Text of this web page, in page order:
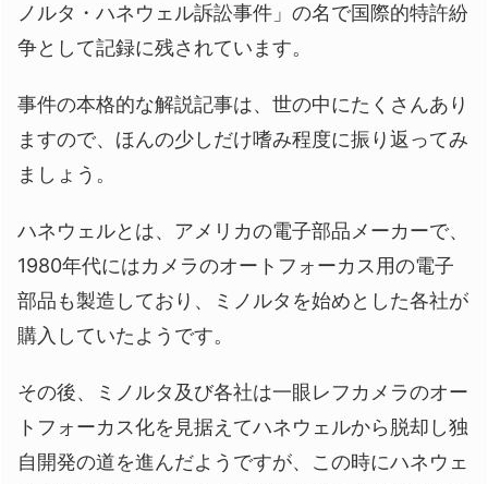
ノルタ・ハネウェル訴訟事件」の名で国際的特許紛
争として記録に残されています。
事件の本格的な解説記事は、世の中にたくさんあり
ますので、ほんの少しだけ嗜み程度に振り返ってみ
ましょう。
ハネウェルとは、アメリカの電子部品メーカーで、
1980年代にはカメラのオートフォーカス用の電子
部品も製造しており、ミノルタを始めとした各社が
購入していたようです。
その後、ミノルタ及び各社は一眼レフカメラのオー
トフォーカス化を見据えてハネウェルから脱却し独
自開発の道を進んだようですが、この時にハネウェ